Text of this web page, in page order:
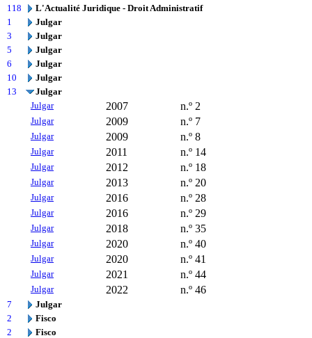
118
L'Actualité Juridique - Droit Administratif
1
Julgar
3
Julgar
5
Julgar
6
Julgar
10
Julgar
13
Julgar
Julgar
2007 n.º 2
Julgar 2009 n.º 7
Julgar 2009 n.º 8
Julgar 2011 n.º 14
Julgar 2012 n.º 18
Julgar 2013 n.º 20
Julgar 2016 n.º 28
Julgar 2016 n.º 29
Julgar 2018 n.º 35
Julgar 2020 n.º 40
Julgar 2020 n.º 41
Julgar 2021 n.º 44
Julgar 2022 n.º 46
7
Julgar
2
Fisco
2
Fisco